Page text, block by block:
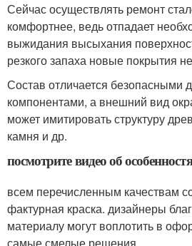
Сейчас осуществлять ремонт
комфортнее, ведь отпадает
выжидания высыхания
резкого запаха новые покрытия
Состав отличается безопасными
компонентами, а внешний вид
может имитировать структуру
камня и др.
посмотрите видео об
всем перечисленным качествам
фактурная краска. дизайнеры
материалу могут воплотить в